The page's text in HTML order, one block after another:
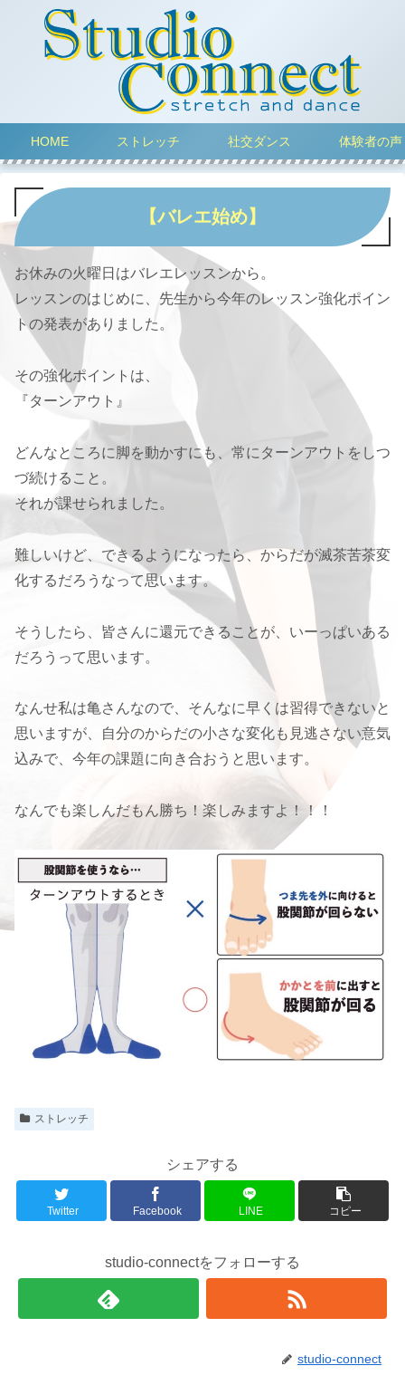
HOME ストレッチ 社交ダンス 体験者の声
【バレエ始め】
お休みの火曜日はバレエレッスンから。
レッスンのはじめに、先生から今年のレッスン強化ポイン
トの発表がありました。
その強化ポイントは、
『ターンアウト』
どんなところに脚を動かすにも、常にターンアウトをしつ
づ続けること。
それが課せられました。
難しいけど、できるようになったら、からだが滅茶苦茶変
化するだろうなって思います。
そうしたら、皆さんに還元できることが、いーっぱいある
だろうって思います。
なんせ私は亀さんなので、そんなに早くは習得できないと
思いますが、自分のからだの小さな変化も見逃さない意気
込みで、今年の課題に向き合おうと思います。
なんでも楽しんだもん勝ち！楽しみますよ！！！
ストレッチ
シェアする
Twitter Facebook LINE コピー
studio-connectをフォローする
studio-connect